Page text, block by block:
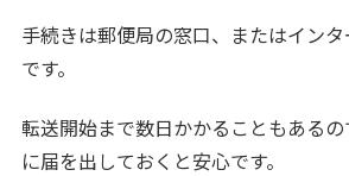
手続きは郵便局の窓口、またはイン
です。
転送開始まで数日かかることもある
に届を出しておくと安心です。